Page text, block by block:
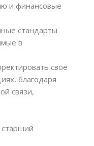
и финансовые
стандарты
в
свое
благодаря
связи,